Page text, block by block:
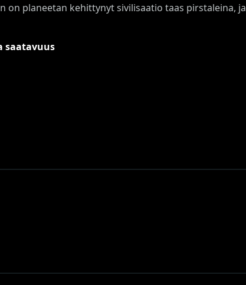
on planeetan kehittynyt sivilisaatio taas pirstaleina,
saatavuus